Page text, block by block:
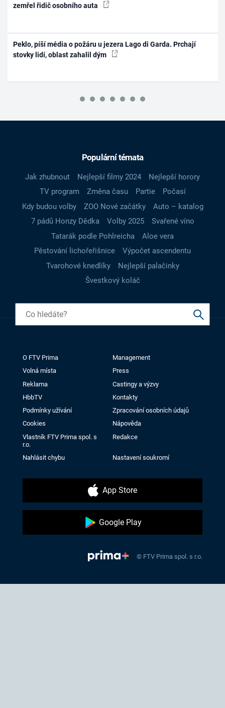
zemřel řidič osobního auta
Peklo, píší média o požáru u jezera Lago di Garda. Prchají
stovky lidí, oblast zahalil dým
Populární témata
Jak zhubnout Nejlepší filmy 2024
Nejlepší horory
TV program
Změna času Partie
Počasí
Kdy budou volby
ZOO Nové začátky
Auto – katalog
7 pádů Honzy Dědka
Volby 2025
Svařené víno
Tatarák podle Pohlreicha
Aloe vera
Pěstování lichořeřišnice
Výpočet ascendentu
Tvarohové knedlíky
Nejlepší palačinky
Švestkový koláč
O FTV Prima
Management
Volná místa
Press
Reklama
Castingy a výzvy
HbbTV
Kontakty
Podmínky užívání
Zpracování osobních údajů
Cookies
Nápověda
Vlastník FTV Prima spol. s
r.o.
Redakce
Nahlásit chybu Nastavení soukromí
App Store
Google Play
© FTV Prima spol. s r.o.